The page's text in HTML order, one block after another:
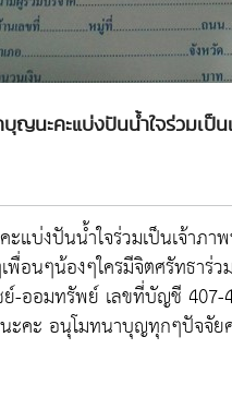
บุญนะคะแบ่งปันน้ำใจร่วมเ
แบ่งปันน้ำใจร่วมเป็นเจ้าภ
อนๆน้องๆใครมีจิตศรัทธาร่
-ออมทรัพย์ เลขที่บัญชี 407-
ะคะ อนุโมทนาบุญทุกๆปัจจัย